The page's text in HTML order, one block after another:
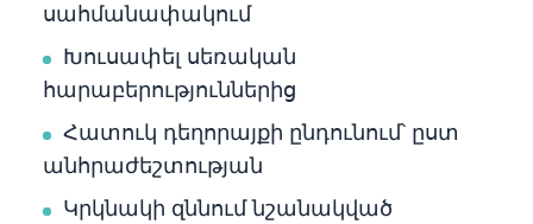
սահմանափակում
Խուսափել սեռական
հարաբերություններից
Հատուկ դեղորայքի ընդունում՝ ըստ
անհրաժեշտության
Կրկնակի զննում նշանակված